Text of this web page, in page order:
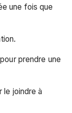
une fois que
pour prendre une
le joindre à